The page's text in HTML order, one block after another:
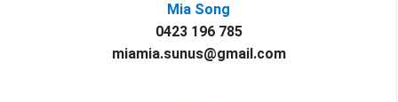
Mia Song
0423 196 785
miamia.sunus@gmail.com